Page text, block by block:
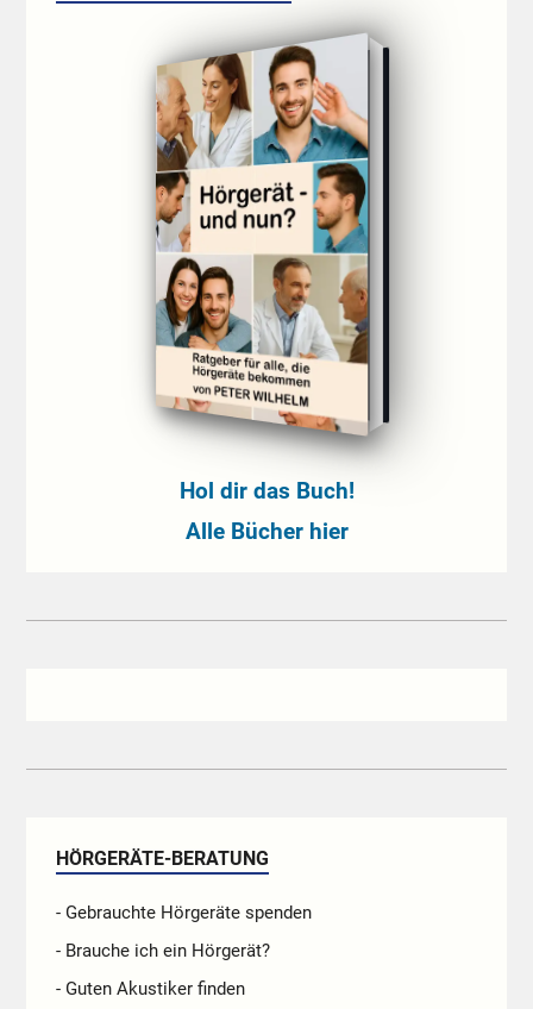
Hol dir das Buch!
Alle Bücher hier
HÖRGERÄTE-BERATUNG
- Gebrauchte Hörgeräte spenden
- Brauche ich ein Hörgerät?
- Guten Akustiker finden